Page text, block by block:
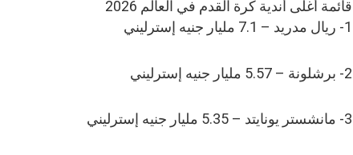
قائمة أغلى أندية كرة القدم في العالم 2026
1- ريال مدريد – 7.1 مليار جنيه إسترليني
2- برشلونة – 5.57 مليار جنيه إسترليني
3- مانشستر يونايتد – 5.35 مليار جنيه إسترليني